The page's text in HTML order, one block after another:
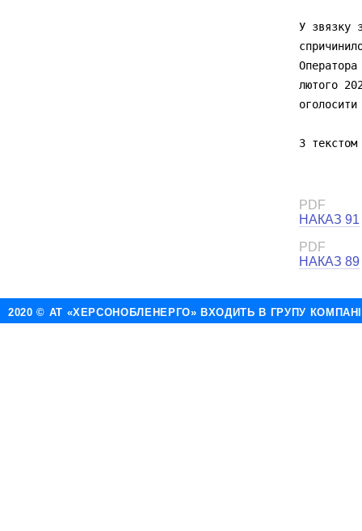
У звязку
лютого
З текстом
PDF
НАКАЗ 91
PDF
НАКАЗ 89
2020 © АТ «ХЕРСОНОБЛЕНЕРГО» ВХОДИТЬ В ГРУПУ